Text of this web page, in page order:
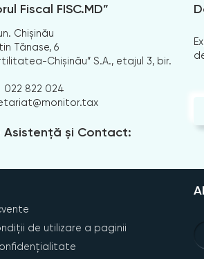
Fiscal FISC.MD”
Chișinău
Tănase, 6
Chișinău” S.A., etajul 3, bir.
022 822 024
Asistență și Contact:
de utilizare a paginii